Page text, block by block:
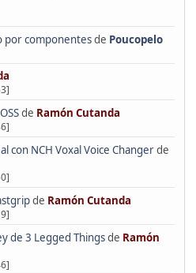
por componentesde Poucopelo
de Ramón Cutanda
con NCH Voxal Voice Changerde
de Ramón Cutanda
de 3 Legged Thingsde Ramón